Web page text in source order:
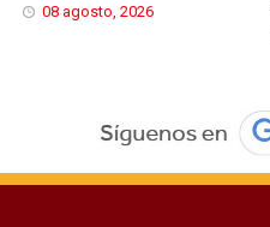
08 agosto, 2026